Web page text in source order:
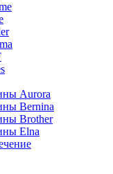
Aurora
Bernina
Brother
Elna